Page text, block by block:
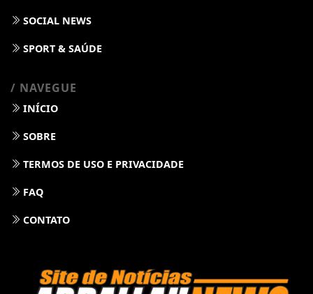
SOCIAL NEWS
SPORT & SAÚDE
/ NAVEGUE
INÍCIO
SOBRE
TERMOS DE USO E PRIVACIDADE
FAQ
CONTATO